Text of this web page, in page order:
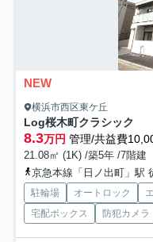
NEW
横浜市西区東ケ丘
Log桜木町クラシック
8.3万円 管理/共益費
21.08㎡ (1K) /築5年 /7階建
京急本線「日ノ出町」駅
駐輪場 オートロック
宅配ボックス
防犯カメラ